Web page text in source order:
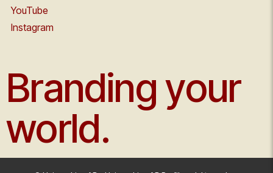
YouTube
Instagram
Branding your
world.